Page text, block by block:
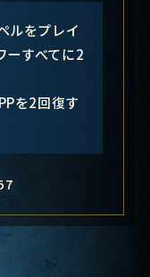
ルをプレイ
ーすべてに2
を2回復す